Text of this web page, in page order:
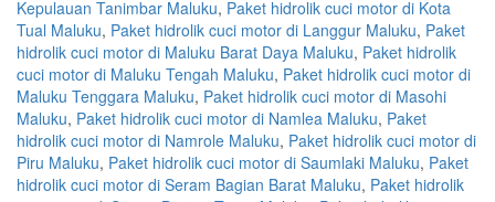
Kepulauan Tanimbar Maluku, Paket hidrolik cuci motor di Kota
Tual Maluku, Paket hidrolik cuci motor di Langgur Maluku, Paket
hidrolik cuci motor di Maluku Barat Daya Maluku, Paket hidrolik
cuci motor di Maluku Tengah Maluku, Paket hidrolik cuci motor di
Maluku Tenggara Maluku, Paket hidrolik cuci motor di Masohi
Maluku, Paket hidrolik cuci motor di Namlea Maluku, Paket
hidrolik cuci motor di Namrole Maluku, Paket hidrolik cuci motor di
Piru Maluku, Paket hidrolik cuci motor di Saumlaki Maluku, Paket
hidrolik cuci motor di Seram Bagian Barat Maluku, Paket hidrolik